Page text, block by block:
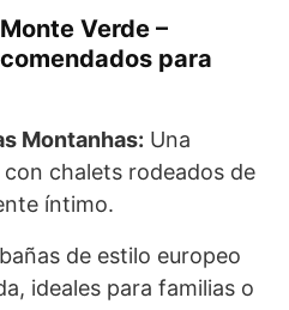
Verde –
para
Montanhas: Una
chalets rodeados de
íntimo.
de estilo europeo
ideales para familias o